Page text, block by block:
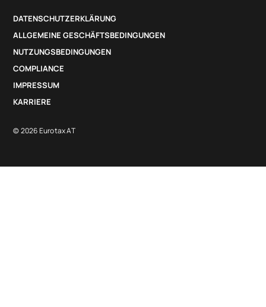
DATENSCHUTZERKLÄRUNG
ALLGEMEINE GESCHÄFTSBEDINGUNGEN
NUTZUNGSBEDINGUNGEN
COMPLIANCE
IMPRESSUM
KARRIERE
© 2026 Eurotax AT